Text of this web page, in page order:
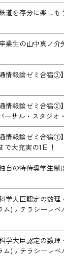
道を存分に楽しも
業生の山中真ノ介
通情報論ゼミ合宿③
通情報論ゼミ合宿②
ーサル・スタジオ
通情報論ゼミ合宿①
大充実の1日！
自の特待奨学生制
学大臣認定の数理
ム(リテラシーレ
学大臣認定の数理
ム(リテラシーレベ